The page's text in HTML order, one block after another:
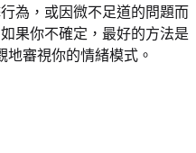
為，或因微不足道的問題而
果你不確定，最好的方法是
地審視你的情緒模式。